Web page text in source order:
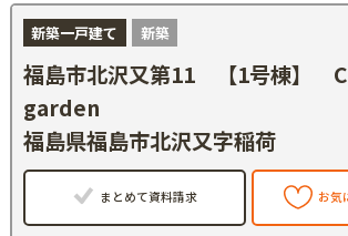
新築一戸建て 新築
福島市北沢又第11 【1号棟】
garden
福島県福島市北沢又字稲荷
まとめて資料請求 お気